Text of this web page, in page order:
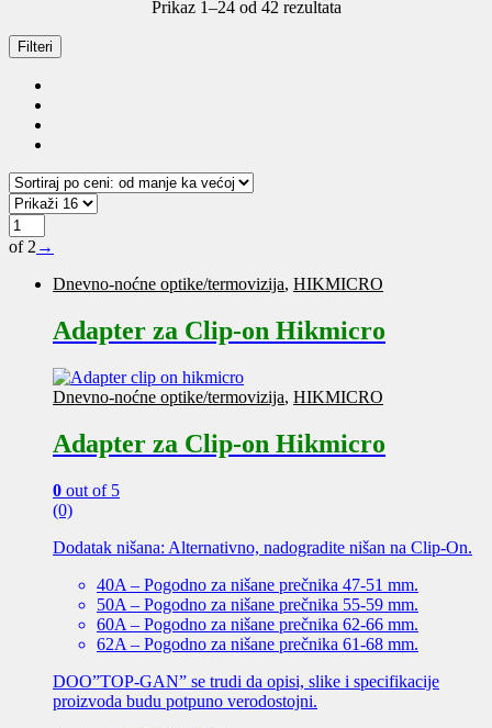
Prikaz 1–24 od 42 rezultataSortirano
Filteri
of 2 →
Dnevno-noćne optike/termovizija, HIKMICRO
Adapter za Clip-on Hikmicro
Dnevno-noćne optike/termovizija, HIKMICRO
Adapter za Clip-on Hikmicro
0 out of 5
(0)
Dodatak nišana: Alternativno, nadogradite nišan na Clip-On.
40A – Pogodno za nišane prečnika 47-51 mm.
50A – Pogodno za nišane prečnika 55-59 mm.
60A – Pogodno za nišane prečnika 62-66 mm.
62A – Pogodno za nišane prečnika 61-68 mm.
DOO”TOP-GAN” se trudi da opisi, slike i specifikacije
proizvoda budu potpuno verodostojni.